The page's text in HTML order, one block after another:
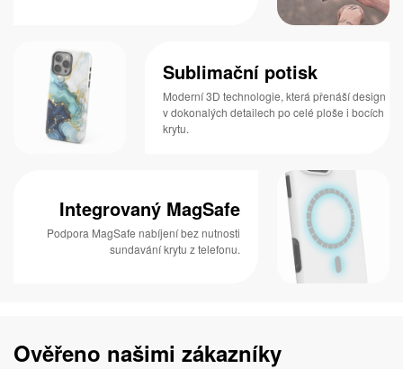
Sublimační potisk
Moderní 3D technologie, která přenáší design
v dokonalých detailech po celé ploše i bocích
krytu.
Integrovaný MagSafe
Podpora MagSafe nabíjení bez nutnosti
sundavání krytu z telefonu.
Ověřeno našimi zákazníky